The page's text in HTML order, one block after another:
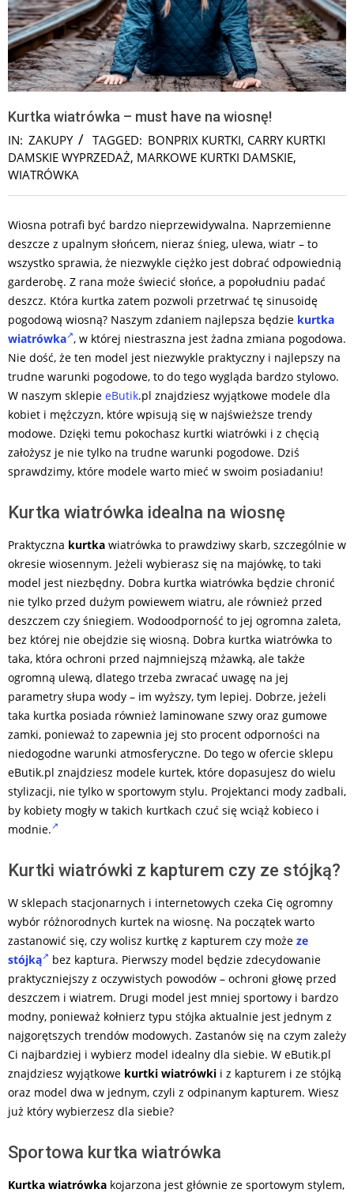
Kurtka wiatrówka – must have na wiosnę!
IN: ZAKUPY TAGGED: BONPRIX KURTKI, CARRY KURTKI
DAMSKIE WYPRZEDAŻ, MARKOWE KURTKI DAMSKIE,
WIATRÓWKA
Wiosna potrafi być bardzo nieprzewidywalna. Naprzemienne
deszcze z upalnym słońcem, nieraz śnieg, ulewa, wiatr – to
wszystko sprawia, że niezwykle ciężko jest dobrać odpowiednią
garderobę. Z rana może świecić słońce, a popołudniu padać
deszcz. Która kurtka zatem pozwoli przetrwać tę sinusoidę
pogodową wiosną? Naszym zdaniem najlepsza będzie kurtka
wiatrówka , w której niestraszna jest żadna zmiana pogodowa.
Nie dość, że ten model jest niezwykle praktyczny i najlepszy na
trudne warunki pogodowe, to do tego wygląda bardzo stylowo.
W naszym sklepie eButik.pl znajdziesz wyjątkowe modele dla
kobiet i mężczyzn, które wpisują się w najświeższe trendy
modowe. Dzięki temu pokochasz kurtki wiatrówki i z chęcią
założysz je nie tylko na trudne warunki pogodowe. Dziś
sprawdzimy, które modele warto mieć w swoim posiadaniu!
Kurtka wiatrówka idealna na wiosnę
Praktyczna kurtka wiatrówka to prawdziwy skarb, szczególnie w
okresie wiosennym. Jeżeli wybierasz się na majówkę, to taki
model jest niezbędny. Dobra kurtka wiatrówka będzie chronić
nie tylko przed dużym powiewem wiatru, ale również przed
deszczem czy śniegiem. Wodoodporność to jej ogromna zaleta,
bez której nie obejdzie się wiosną. Dobra kurtka wiatrówka to
taka, która ochroni przed najmniejszą mżawką, ale także
ogromną ulewą, dlatego trzeba zwracać uwagę na jej
parametry słupa wody – im wyższy, tym lepiej. Dobrze, jeżeli
taka kurtka posiada również laminowane szwy oraz gumowe
zamki, ponieważ to zapewnia jej sto procent odporności na
niedogodne warunki atmosferyczne. Do tego w ofercie sklepu
eButik.pl znajdziesz modele kurtek, które dopasujesz do wielu
stylizacji, nie tylko w sportowym stylu. Projektanci mody zadbali,
by kobiety mogły w takich kurtkach czuć się wciąż kobieco i
modnie.
Kurtki wiatrówki z kapturem czy ze stójką?
W sklepach stacjonarnych i internetowych czeka Cię ogromny
wybór różnorodnych kurtek na wiosnę. Na początek warto
zastanowić się, czy wolisz kurtkę z kapturem czy może ze
stójką
bez kaptura. Pierwszy model będzie zdecydowanie
praktyczniejszy z oczywistych powodów – ochroni głowę przed
deszczem i wiatrem. Drugi model jest mniej sportowy i bardzo
modny, ponieważ kołnierz typu stójka aktualnie jest jednym z
najgorętszych trendów modowych. Zastanów się na czym zależy
Ci najbardziej i wybierz model idealny dla siebie. W eButik.pl
znajdziesz wyjątkowe kurtki wiatrówki i z kapturem i ze stójką
oraz model dwa w jednym, czyli z odpinanym kapturem. Wiesz
już który wybierzesz dla siebie?
Sportowa kurtka wiatrówka
Kurtka wiatrówka kojarzona jest głównie ze sportowym stylem,